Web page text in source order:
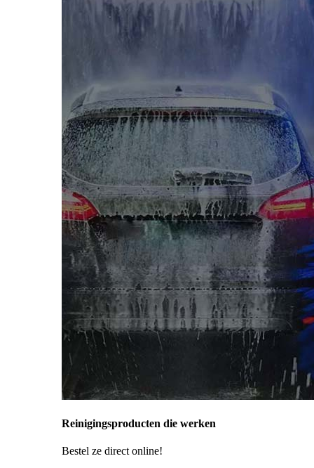
Reinigingsproducten die werken
Bestel ze direct online!